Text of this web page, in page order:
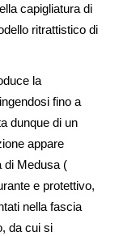
capigliatura di
ritrattistico di
la
fino a
dunque di un
appare
di Medusa (
e protettivo,
nella fascia
da cui si